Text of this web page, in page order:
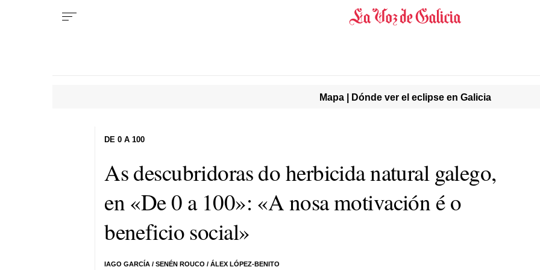
Mapa | Dónde ver el eclipse en Galicia
As descubridoras do herbicida natural galego,
en «De 0 a 100»: «A nosa motivación é o
beneficio social»
IAGO GARCÍA /SENÉN ROUCO /ÁLEX LÓPEZ-BENITO
DE 0 A 100